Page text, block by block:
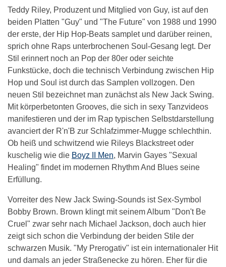
Teddy Riley, Produzent und Mitglied von Guy, ist auf den
beiden Platten "Guy" und "The Future" von 1988 und 1990
der erste, der Hip Hop-Beats samplet und darüber reinen,
sprich ohne Raps unterbrochenen Soul-Gesang legt. Der
Stil erinnert noch an Pop der 80er oder seichte
Funkstücke, doch die technisch Verbindung zwischen Hip
Hop und Soul ist durch das Samplen vollzogen. Den
neuen Stil bezeichnet man zunächst als New Jack Swing.
Mit körperbetonten Grooves, die sich in sexy Tanzvideos
manifestieren und der im Rap typischen Selbstdarstellung
avanciert der R'n'B zur Schlafzimmer-Mugge schlechthin.
Ob heiß und schwitzend wie Rileys Blackstreet oder
kuschelig wie die Boyz II Men, Marvin Gayes "Sexual
Healing" findet im modernen Rhythm And Blues seine
Erfüllung.
Vorreiter des New Jack Swing-Sounds ist Sex-Symbol
Bobby Brown. Brown klingt mit seinem Album "Don't Be
Cruel" zwar sehr nach Michael Jackson, doch auch hier
zeigt sich schon die Verbindung der beiden Stile der
schwarzen Musik. "My Prerogativ" ist ein internationaler Hit
und damals an jeder Straßenecke zu hören. Eher für die